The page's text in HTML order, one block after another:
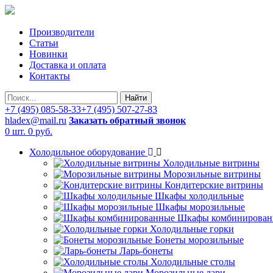
Производители
Статьи
Новинки
Доставка и оплата
Контакты
Найти
+7 (495) 085-58-33+7 (495) 507-27-83
hladex@mail.ru Заказать обратный звонок
0 шт. 0 руб.
Холодильное оборудование
Холодильные витрины
Морозильные витрины
Кондитерские витрины
Шкафы холодильные
Шкафы морозильные
Шкафы
Холодильные горки
Бонеты морозильные
Ларь-бонеты
Холодильные столы